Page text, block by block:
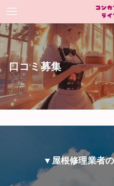
口コミ募集
▼屋根修理業者